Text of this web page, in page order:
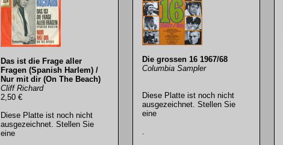
Das ist die Frage aller
Fragen (Spanish Harlem) /
Nur mit dir (On The Beach)
Cliff Richard
2,50 €
Diese Platte ist noch nicht
ausgezeichnet. Stellen Sie
eine
Die grossen 16 1967/68
Columbia Sampler
Diese Platte ist noch nicht
ausgezeichnet. Stellen Sie
eine
.